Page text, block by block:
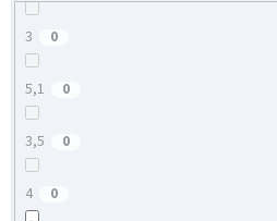
3 0
5,1 0
3,5 0
4 0